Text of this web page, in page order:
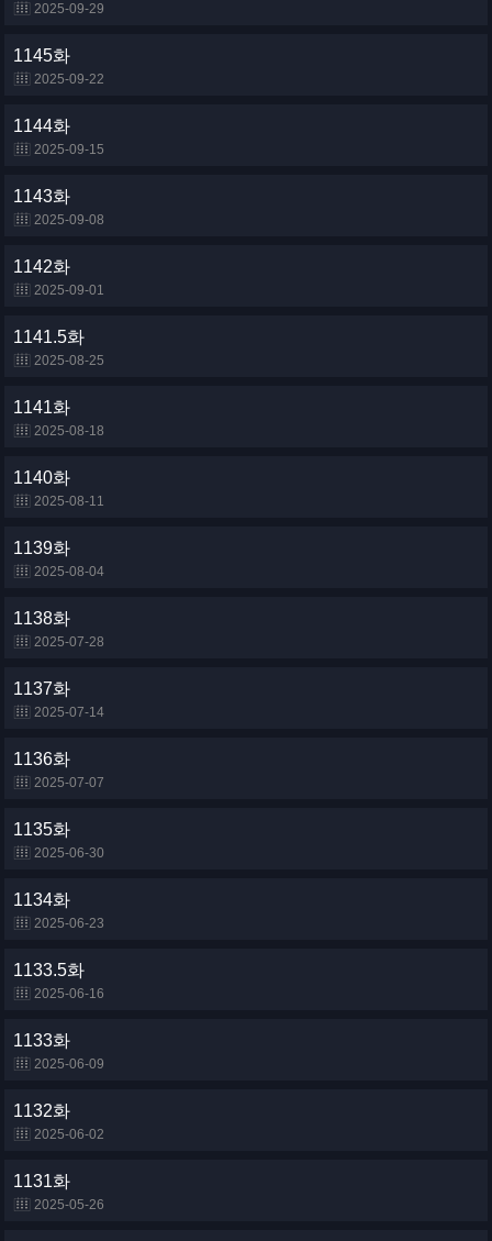
2025-09-29
1145화
2025-09-22
1144화
2025-09-15
1143화
2025-09-08
1142화
2025-09-01
1141.5화
2025-08-25
1141화
2025-08-18
1140화
2025-08-11
1139화
2025-08-04
1138화
2025-07-28
1137화
2025-07-14
1136화
2025-07-07
1135화
2025-06-30
1134화
2025-06-23
1133.5화
2025-06-16
1133화
2025-06-09
1132화
2025-06-02
1131화
2025-05-26